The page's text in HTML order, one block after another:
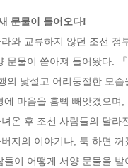
문물이 들어오다!
와 교류하지 않던 조선
문물이 쏟아져 들어왔다.
의 낯설고 어리둥절한 모
마음을 흠뻑 빼앗겼으
온 후 조선 사람들의 달
지의 이야기나, 툭 하면
이 어떻게 서양 문물을